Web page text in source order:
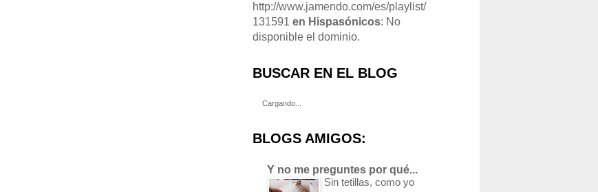
http://www.jamendo.com/es/playlist/
131591 en Hispasónicos: No
disponible el dominio.
BUSCAR EN EL BLOG
Cargando...
BLOGS AMIGOS:
Y no me preguntes por qué...
Sin tetillas, como yo